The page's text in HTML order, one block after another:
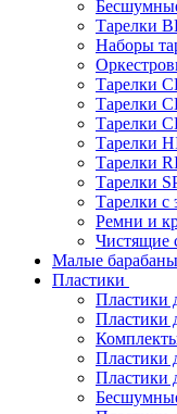
Тарелки
Наборы
Тарелки
Тарелки
Тарелки
Тарелки
Тарелки
Тарелки
Тарелки с
Ремни и
Чистящие
Малые барабаны
Пластики
Пластики
Пластики
Пластики
Пластики